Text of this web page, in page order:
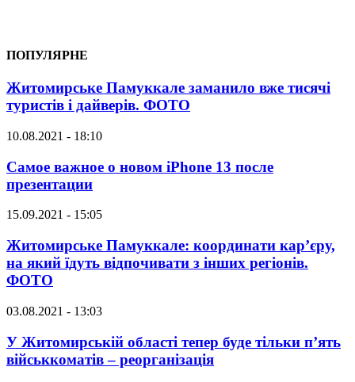
ПОПУЛЯРНЕ
Житомирське Памуккале заманило вже тисячі
туристів і дайверів. ФОТО
10.08.2021 - 18:10
Самое важное о новом iPhone 13 после
презентации
15.09.2021 - 15:05
Житомирське Памуккале: координати кар’єру,
на який їдуть відпочивати з інших регіонів.
ФОТО
03.08.2021 - 13:03
У Житомирській області тепер буде тільки п’ять
військкоматів – реорганізація